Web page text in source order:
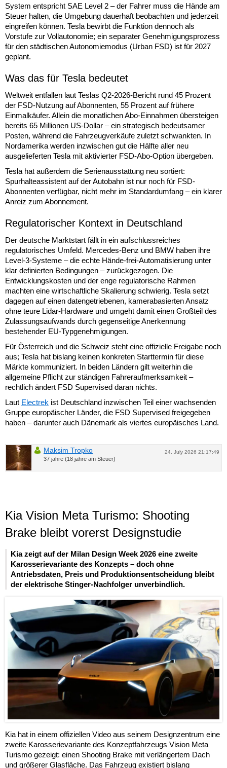
System entspricht SAE Level 2 – der Fahrer muss die Hände am
Steuer halten, die Umgebung dauerhaft beobachten und jederzeit
eingreifen können. Tesla bewirbt die Funktion dennoch als
Vorstufe zur Vollautonomie; ein separater Genehmigungsprozess
für den städtischen Autonomiemodus (Urban FSD) ist für 2027
geplant.
Was das für Tesla bedeutet
Weltweit entfallen laut Teslas Q2-2026-Bericht rund 45 Prozent
der FSD-Nutzung auf Abonnenten, 55 Prozent auf frühere
Einmalkäufer. Allein die monatlichen Abo-Einnahmen übersteigen
bereits 65 Millionen US-Dollar – ein strategisch bedeutsamer
Posten, während die Fahrzeugverkäufe zuletzt schwankten. In
Nordamerika werden inzwischen gut die Hälfte aller neu
ausgelieferten Tesla mit aktivierter FSD-Abo-Option übergeben.
Tesla hat außerdem die Serienausstattung neu sortiert:
Spurhalteassistent auf der Autobahn ist nur noch für FSD-
Abonnenten verfügbar, nicht mehr im Standardumfang – ein klarer
Anreiz zum Abonnement.
Regulatorischer Kontext in Deutschland
Der deutsche Marktstart fällt in ein aufschlussreiches
regulatorisches Umfeld. Mercedes-Benz und BMW haben ihre
Level-3-Systeme – die echte Hände-frei-Automatisierung unter
klar definierten Bedingungen – zurückgezogen. Die
Entwicklungskosten und der enge regulatorische Rahmen
machten eine wirtschaftliche Skalierung schwierig. Tesla setzt
dagegen auf einen datengetriebenen, kamerabasierten Ansatz
ohne teure Lidar-Hardware und umgeht damit einen Großteil des
Zulassungsaufwands durch gegenseitige Anerkennung
bestehender EU-Typgenehmigungen.
Für Österreich und die Schweiz steht eine offizielle Freigabe noch
aus; Tesla hat bislang keinen konkreten Starttermin für diese
Märkte kommuniziert. In beiden Ländern gilt weiterhin die
allgemeine Pflicht zur ständigen Fahreraufmerksamkeit –
rechtlich ändert FSD Supervised daran nichts.
Laut Electrek ist Deutschland inzwischen Teil einer wachsenden
Gruppe europäischer Länder, die FSD Supervised freigegeben
haben – darunter auch Dänemark als viertes europäisches Land.
24. July 2026 21:17:49
Maksim Tropko
37 jahre (18 jahre am Steuer)
Kia Vision Meta Turismo: Shooting
Brake bleibt vorerst Designstudie
Kia zeigt auf der Milan Design Week 2026 eine zweite
Karosserievariante des Konzepts – doch ohne
Antriebsdaten, Preis und Produktionsentscheidung bleibt
der elektrische Stinger-Nachfolger unverbindlich.
Kia hat in einem offiziellen Video aus seinem Designzentrum eine
zweite Karosserievariante des Konzeptfahrzeugs Vision Meta
Turismo gezeigt: einen Shooting Brake mit verlängertem Dach
und größerer Glasfläche. Das Fahrzeug existiert bislang